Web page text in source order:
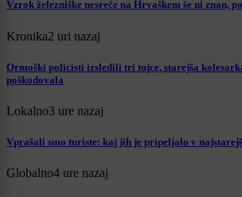
Vzrok železniške nesreče na Hrvaškem še ni znan,
Kronika2 uri nazaj
Ormoški policisti izsledili tri tujce, starejša
poškodovala
Lokalno3 ure nazaj
Vprašali smo turiste: kaj jih je pripeljalo v
Globalno4 ure nazaj